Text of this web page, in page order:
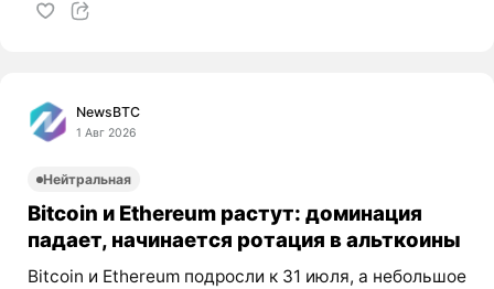
NewsBTC
1 Авг 2026
Нейтральная
Bitcoin и Ethereum растут: доминация
падает, начинается ротация в альткоины
Bitcoin и Ethereum подросли к 31 июля, а небольшое